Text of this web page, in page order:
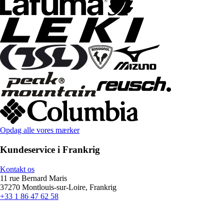
Opdag alle vores mærker
Kundeservice i Frankrig
Kontakt os
11 rue Bernard Maris
37270 Montlouis-sur-Loire, Frankrig
+33 1 86 47 62 58